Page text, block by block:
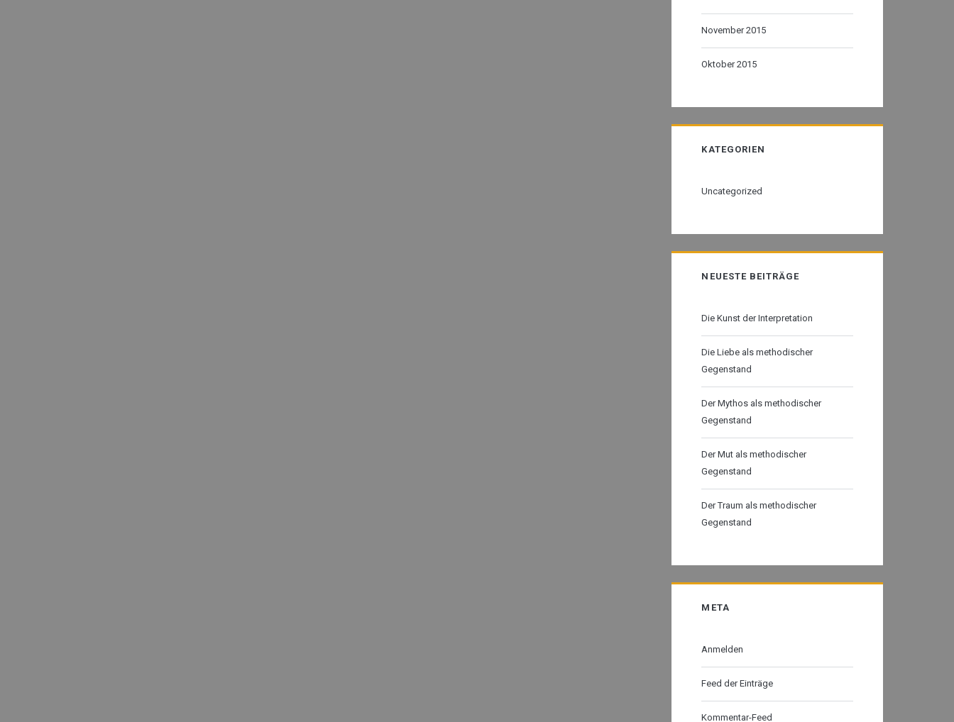
November 2015
Oktober 2015
KATEGORIEN
Uncategorized
NEUESTE BEITRÄGE
Die Kunst der Interpretation
Die Liebe als methodischer
Gegenstand
Der Mythos als methodischer
Gegenstand
Der Mut als methodischer
Gegenstand
Der Traum als methodischer
Gegenstand
META
Anmelden
Feed der Einträge
Kommentar-Feed